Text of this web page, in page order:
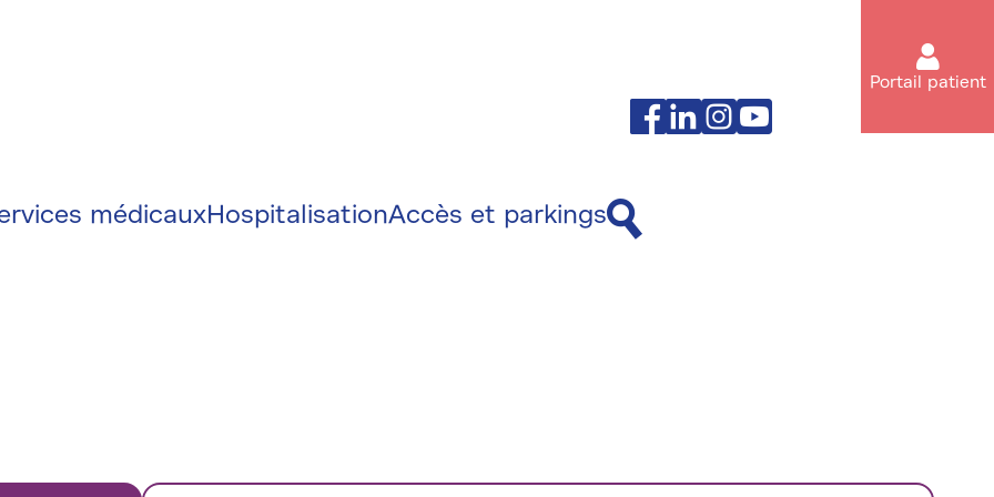
Facebook
LinkedinInstagram
Youtube
Portail patient
médicauxHospitalisationAccès et parkings